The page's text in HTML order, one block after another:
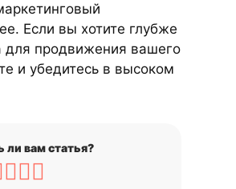
Если вы хотите глубже
для продвижения вашего
и убедитесь в высоком
ли вам статья?